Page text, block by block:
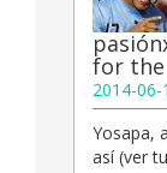
for
2014-06-
Yosapa,
así (ver